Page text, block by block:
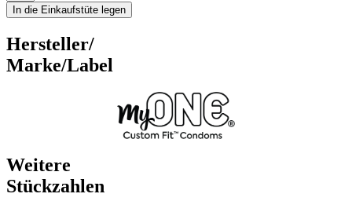
In die Einkaufstüte legen
Hersteller/
Marke/Label
Weitere
Stückzahlen